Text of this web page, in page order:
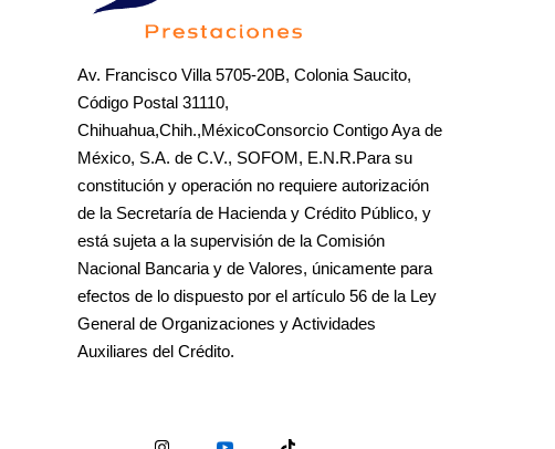
Av. Francisco Villa 5705-20B, Colonia Saucito,
Código Postal 31110,
Chihuahua,Chih.,MéxicoConsorcio Contigo Aya de
México, S.A. de C.V., SOFOM, E.N.R.Para su
constitución y operación no requiere autorización
de la Secretaría de Hacienda y Crédito Público, y
está sujeta a la supervisión de la Comisión
Nacional Bancaria y de Valores, únicamente para
efectos de lo dispuesto por el artículo 56 de la Ley
General de Organizaciones y Actividades
Auxiliares del Crédito.